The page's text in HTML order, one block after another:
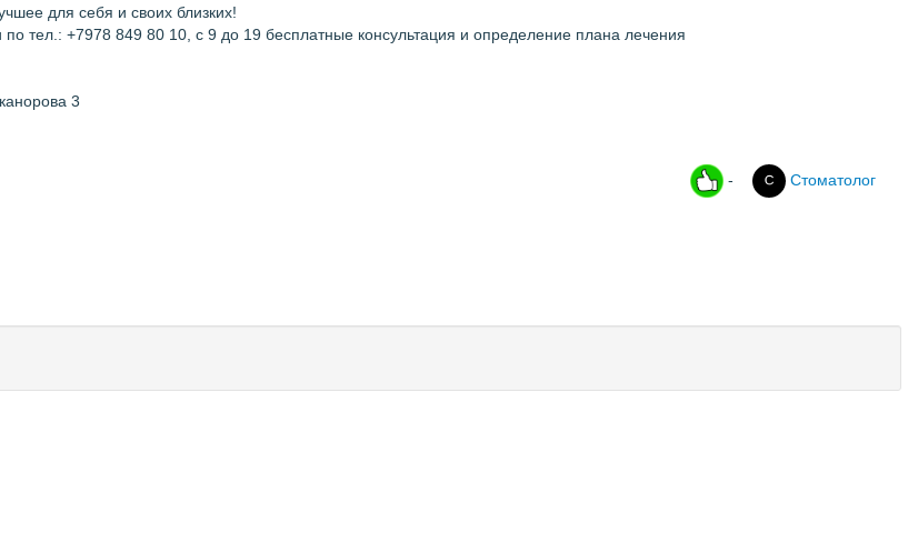
для себя и своих близких!
тел.: +7978 849 80 10, с 9 до 19 бесплатные консультация и определение плана лечения
3
- Cтоматолог